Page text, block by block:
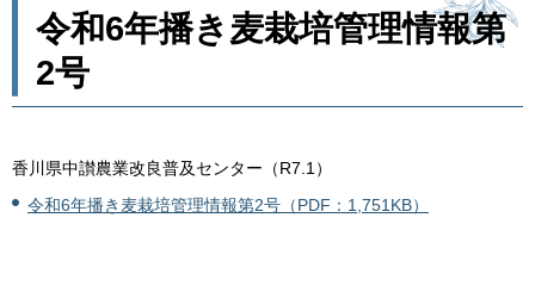
令和6年播き麦栽培管理情報第
2号
香川県中讃農業改良普及センター（R7.1）
令和6年播き麦栽培管理情報第2号（PDF：1,751KB）